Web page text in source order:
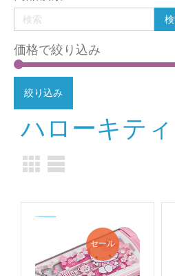
価格で絞り込み
絞り込み
ハローキティ
セール